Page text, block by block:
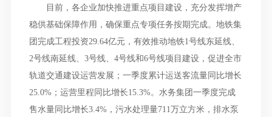
目前，各企业加快推进重点项目建设，充分发挥增产
稳供基础保障作用，确保重点专项任务按期完成。地铁集
团完成工程投资29.64亿元，有效推动地铁1号线东延线、
2号线南延线、3号线、4号线和6号线项目建设，促进全市
轨道交通建设运营发展；一季度累计运送客流量同比增长
25.0%；运营里程同比增长15.3%。水务集团一季度完成
售水量同比增长3.4%，污水处理量711万立方米，排水泵